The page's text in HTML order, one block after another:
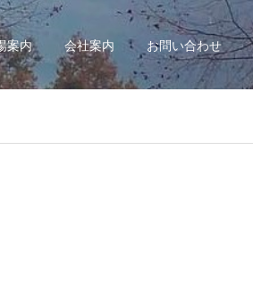
案内 会社案内 お問い合わせ